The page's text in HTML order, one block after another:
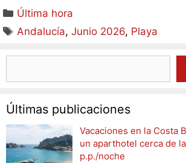
Última hora
Andalucía,Junio 2026, Playa
Últimas publicaciones
Vacaciones en la Costa
un aparthotel cerca de
p.p./noche